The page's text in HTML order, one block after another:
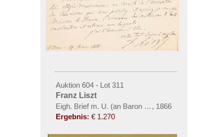
Auktion 604 - Lot 311
Franz Liszt
Eigh. Brief m. U. (an Baron Taylor)
, 1866
Ergebnis: € 1.270